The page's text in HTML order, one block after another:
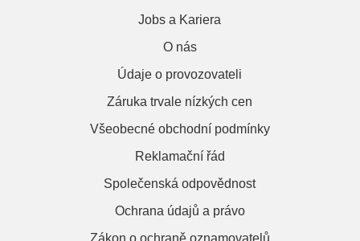
Jobs a Kariera
O nás
Údaje o provozovateli
Záruka trvale nízkých cen
Všeobecné obchodní podmínky
Reklamační řád
Společenská odpovědnost
Ochrana údajů a právo
Zákon o ochraně oznamovatelů